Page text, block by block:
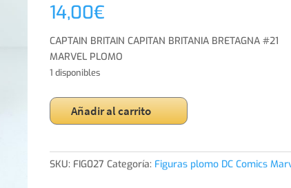
14,00€
CAPTAIN BRITAIN CAPITAN BRITANIA BRETAGNA #21
MARVEL PLOMO
1 disponibles
CAPTAIN
BRITAIN
BRITANIA
BRETAGNA
Añadir al carrito
SKU: FIG027 Categoría: Figuras plomo DC Comics